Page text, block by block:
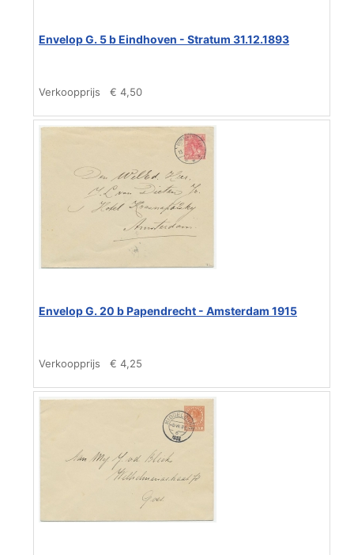
Envelop G. 5 b Eindhoven - Stratum 31.12.1893
Verkoopprijs € 4,50
Envelop G. 20 b Papendrecht - Amsterdam 1915
Verkoopprijs € 4,25